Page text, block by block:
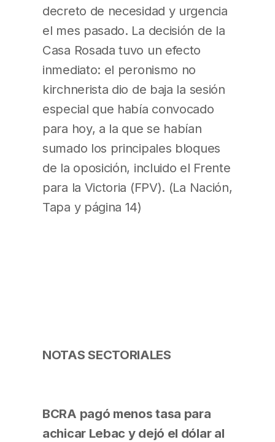
decreto de necesidad y urgencia
el mes pasado. La decisión de la
Casa Rosada tuvo un efecto
inmediato: el peronismo no
kirchnerista dio de baja la sesión
especial que había convocado
para hoy, a la que se habían
sumado los principales bloques
de la oposición, incluido el Frente
para la Victoria (FPV). (La Nación,
Tapa y página 14)
NOTAS SECTORIALES
BCRA pagó menos tasa para
achicar Lebac y dejó el dólar al